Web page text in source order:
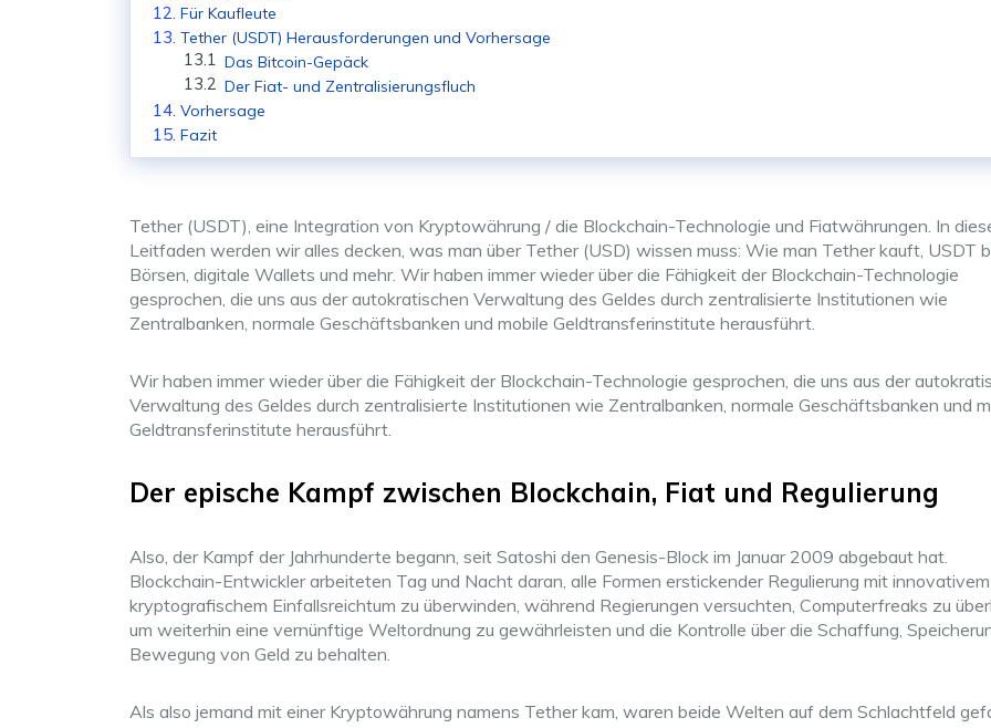
Für Kaufleute
Tether (USDT) Herausforderungen und Vorhersage
Das Bitcoin-Gepäck
Der Fiat- und Zentralisierungsfluch
Vorhersage
Fazit
Tether (USDT), eine Integration von Kryptowährung / die Blockchain-Technologie und Fiatwährungen. In
Leitfaden werden wir alles decken, was man über Tether (USD) wissen muss: Wie man Tether kauft, USDT
Börsen, digitale Wallets und mehr. Wir haben immer wieder über die Fähigkeit der Blockchain-Technologie
gesprochen, die uns aus der autokratischen Verwaltung des Geldes durch zentralisierte Institutionen wie
Zentralbanken, normale Geschäftsbanken und mobile Geldtransferinstitute herausführt.
Wir haben immer wieder über die Fähigkeit der Blockchain-Technologie gesprochen, die uns aus der
Verwaltung des Geldes durch zentralisierte Institutionen wie Zentralbanken, normale Geschäftsbanken und
Geldtransferinstitute herausführt.
Der epische Kampf zwischen Blockchain, Fiat und Regulierung
Also, der Kampf der Jahrhunderte begann, seit Satoshi den Genesis-Block im Januar 2009 abgebaut hat.
Blockchain-Entwickler arbeiteten Tag und Nacht daran, alle Formen erstickender Regulierung mit innovativem
kryptografischem Einfallsreichtum zu überwinden, während Regierungen versuchten, Computerfreaks zu
um weiterhin eine vernünftige Weltordnung zu gewährleisten und die Kontrolle über die Schaffung,
Bewegung von Geld zu behalten.
Als also jemand mit einer Kryptowährung namens Tether kam, waren beide Welten auf dem Schlachtfeld